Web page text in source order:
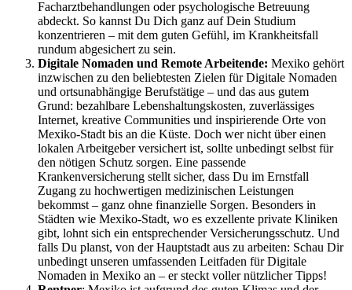
Facharztbehandlungen oder psychologische Betreuung
abdeckt. So kannst Du Dich ganz auf Dein Studium
konzentrieren – mit dem guten Gefühl, im Krankheitsfall
rundum abgesichert zu sein.
Digitale Nomaden und Remote Arbeitende: Mexiko gehört
inzwischen zu den beliebtesten Zielen für Digitale Nomaden
und ortsunabhängige Berufstätige – und das aus gutem
Grund: bezahlbare Lebenshaltungskosten, zuverlässiges
Internet, kreative Communities und inspirierende Orte von
Mexiko-Stadt bis an die Küste. Doch wer nicht über einen
lokalen Arbeitgeber versichert ist, sollte unbedingt selbst für
den nötigen Schutz sorgen. Eine passende
Krankenversicherung stellt sicher, dass Du im Ernstfall
Zugang zu hochwertigen medizinischen Leistungen
bekommst – ganz ohne finanzielle Sorgen. Besonders in
Städten wie Mexiko-Stadt, wo es exzellente private Kliniken
gibt, lohnt sich ein entsprechender Versicherungsschutz. Und
falls Du planst, von der Hauptstadt aus zu arbeiten: Schau Dir
unbedingt unseren umfassenden Leitfaden für Digitale
Nomaden in Mexiko an – er steckt voller nützlicher Tipps!